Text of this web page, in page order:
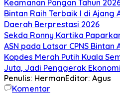
Keamanan Pangan Tahun
Bintan Raih Terbaik I di Ajang
Daerah Berprestasi 2026
Sekda Ronny Kartika
ASN pada Latsar CPNS Bintan
Kopdes Merah Putih Kuala
Juta, Jadi Penggerak
Penulis: HermanEditor: Agus
Komentar